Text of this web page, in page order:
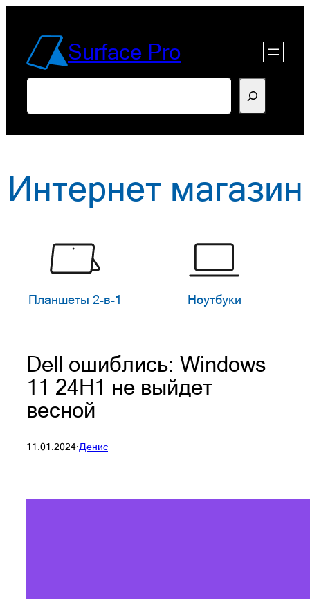
содержимомуSurface Pro
Интернет магазин
Планшеты 2-в-1 Ноутбуки
Dell ошиблись: Windows
11 24H1 не выйдет
весной
11.01.2024·Денис